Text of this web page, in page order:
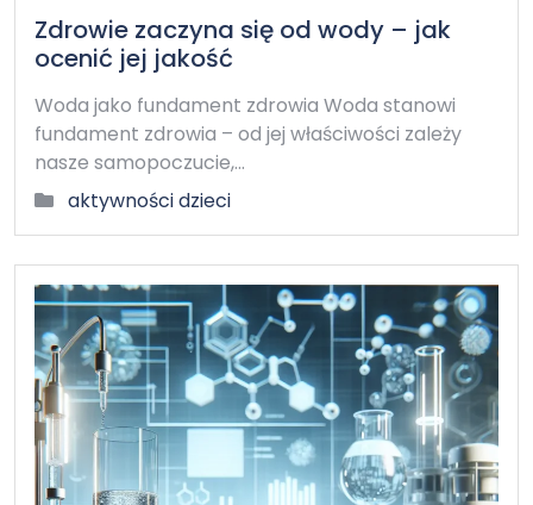
Zdrowie zaczyna się od wody – jak
ocenić jej jakość
Woda jako fundament zdrowia Woda stanowi
fundament zdrowia – od jej właściwości zależy
nasze samopoczucie,…
aktywności dzieci